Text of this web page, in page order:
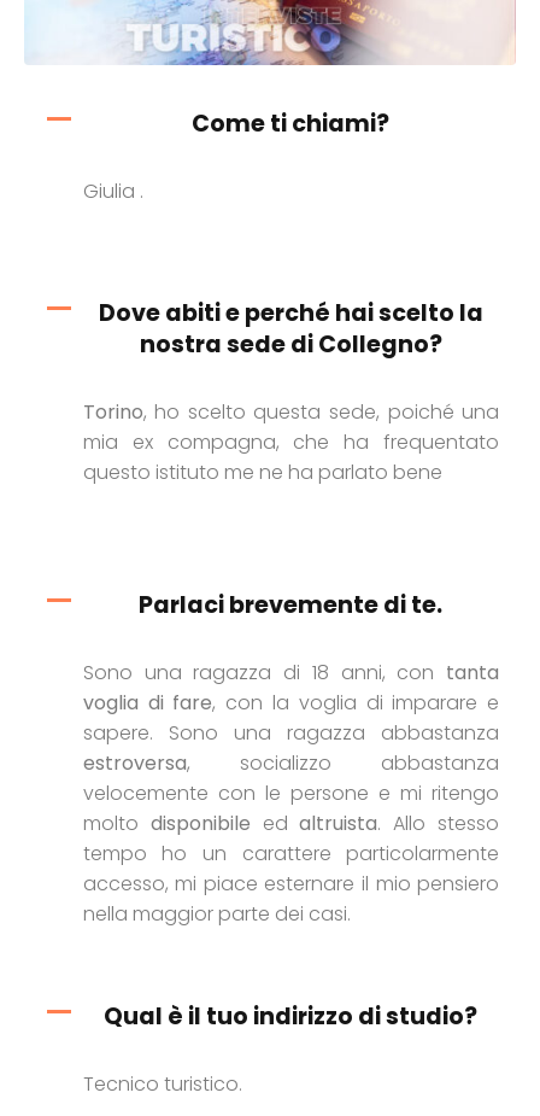
Come ti chiami?
Giulia .
Dove abiti e perché hai scelto la
nostra sede di Collegno?
Torino, ho scelto questa sede, poiché una
mia ex compagna, che ha frequentato
questo istituto me ne ha parlato bene
Parlaci brevemente di te.
Sono una ragazza di 18 anni, con tanta
voglia di fare, con la voglia di imparare e
sapere. Sono una ragazza abbastanza
estroversa, socializzo abbastanza
velocemente con le persone e mi ritengo
molto disponibile edaltruista. Allo stesso
tempo ho un carattere particolarmente
accesso, mi piace esternare il mio pensiero
nella maggior parte dei casi.
Qual è il tuo indirizzo di studio?
Tecnico turistico.